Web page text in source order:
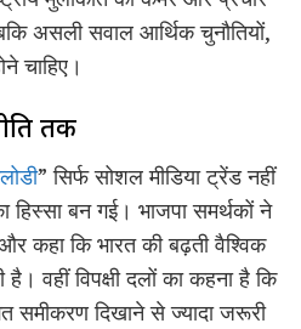
असली सवाल आर्थिक चुनौतियों,
चाहिए।
तक
” सिर्फ सोशल मीडिया ट्रेंड नहीं
हिस्सा बन गई। भाजपा समर्थकों ने
कहा कि भारत की बढ़ती वैश्विक
वहीं विपक्षी दलों का कहना है कि
समीकरण दिखाने से ज्यादा जरूरी